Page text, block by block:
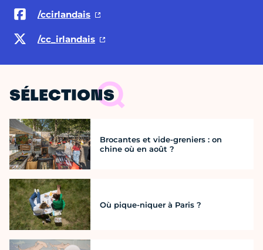
/ccirlandais
/cc_irlandais
SÉLECTIONS
Brocantes et vide-greniers : on
chine où en août ?
Où pique-niquer à Paris ?